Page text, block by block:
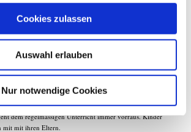
Cookies zulassen
Auswahl erlauben
Nur notwendige Cookies
ein Elternteil im Unterricht dabei, um das Üben zu
zu können. Später findet der Unterricht meist
ein kurzes Video.
Kennenlernen und gegenseitiges Beschnuppern in
dem regelmässigen Unterricht immer vorraus. Kinder
mit mit ihren Eltern.